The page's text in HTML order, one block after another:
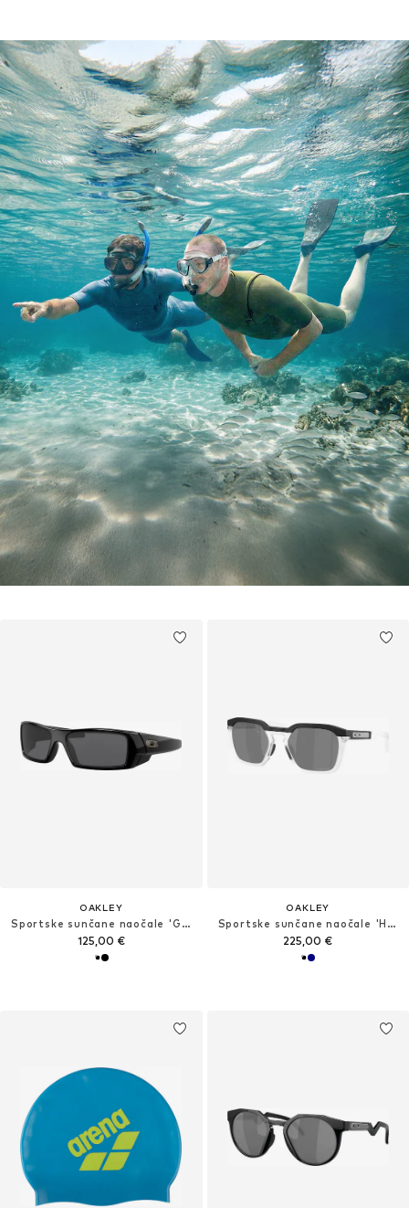
OAKLEY
Sportske sunčane naočale 'GASCAN'
125,00 €
OAKLEY
Sportske sunčane naočale 'HSTN'
225,00 €